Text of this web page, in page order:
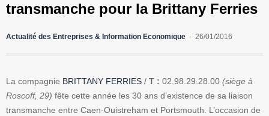
transmanche pour la Brittany Ferries
Actualité des Entreprises & Information Economique 26/01/2016
La compagnie BRITTANY FERRIES / T : 02.98.29.28.00 (siège à
Roscoff, 29) fête cette année les 30 ans d’existence de sa liaison
transmanche entre Caen-Ouistreham et Portsmouth. L’occasion de